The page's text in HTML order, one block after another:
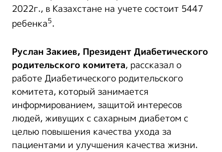
2022г., в Казахстане на учете состоит 5447
ребенка5.
Руслан Закиев, Президент Диабетического
родительского комитета, рассказал о
работе Диабетического родительского
комитета, который занимается
информированием, защитой интересов
людей, живущих с сахарным диабетом с
целью повышения качества ухода за
пациентами и улучшения качества жизни.